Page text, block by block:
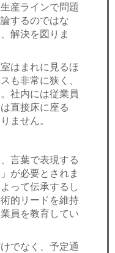
産ラインで問題
するのではな
解決を図りま
はまれに見るほ
も非常に狭く、
社内には従業員
直接床に座る
ません。
言葉で表現する
が必要とされま
って伝承するし
的リードを維持
員を教育してい
でなく、予定通